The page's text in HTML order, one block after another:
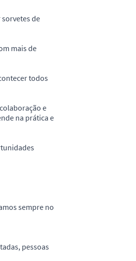
de
mais de
todos
e
na prática e
sempre no
pessoas